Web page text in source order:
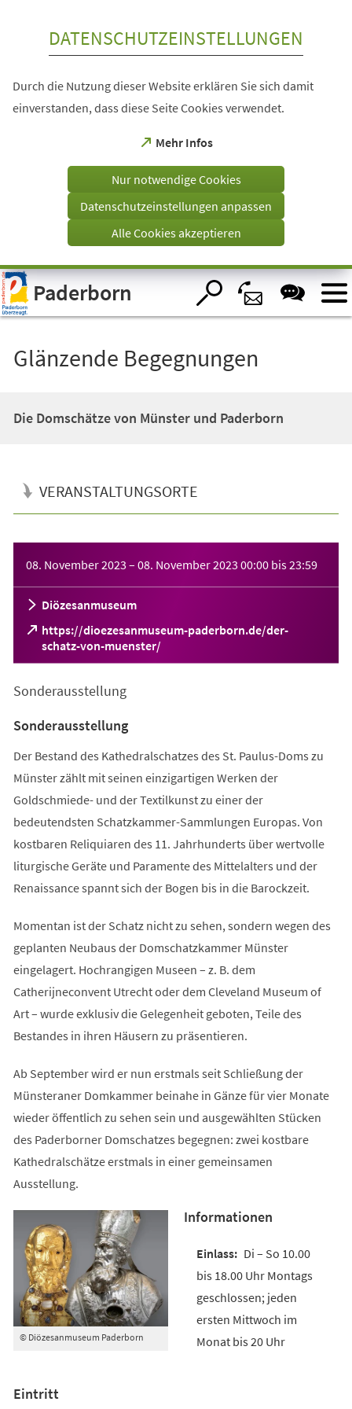
Visuelle
Assistenzsoftware
öffnen.
DATENSCHUTZEINSTELLUNGEN
Durch die Nutzung dieser Website erklären Sie sich damit
einverstanden, dass diese Seite Cookies verwendet.
Mehr Infos
(Öffnet
einem
Tab)
Nur notwendige Cookies
Datenschutzeinstellungen anpassen
Alle Cookies akzeptieren
Paderborn
Glänzende Begegnungen
Die Domschätze von Münster und Paderborn
VERANSTALTUNGSORTE
08. November 2023 – 08. November 2023 00:00 bis23:59
Diözesanmuseum
https://dioezesanmuseum-paderborn.de/der-
schatz-von-muenster/
(Öffnet
in
neuen
Sonderausstellung
Sonderausstellung
Der Bestand des Kathedralschatzes des St. Paulus-Doms zu
Münster zählt mit seinen einzigartigen Werken der
Goldschmiede- und der Textilkunst zu einer der
bedeutendsten Schatzkammer-Sammlungen Europas. Von
kostbaren Reliquiaren des 11. Jahrhunderts über wertvolle
liturgische Geräte und Paramente des Mittelalters und der
Renaissance spannt sich der Bogen bis in die Barockzeit.
Momentan ist der Schatz nicht zu sehen, sondern wegen des
geplanten Neubaus der Domschatzkammer Münster
eingelagert. Hochrangigen Museen – z. B. dem
Catherijneconvent Utrecht oder dem Cleveland Museum of
Art – wurde exklusiv die Gelegenheit geboten, Teile des
Bestandes in ihren Häusern zu präsentieren.
Ab September wird er nun erstmals seit Schließung der
Münsteraner Domkammer beinahe in Gänze für vier Monate
wieder öffentlich zu sehen sein und ausgewählten Stücken
des Paderborner Domschatzes begegnen: zwei kostbare
Kathedralschätze erstmals in einer gemeinsamen
Ausstellung.
© Diözesanmuseum Paderborn
Informationen
Di – So 10.00
bis 18.00 Uhr Montags
geschlossen; jeden
ersten Mittwoch im
Monat bis 20 Uhr
Eintritt